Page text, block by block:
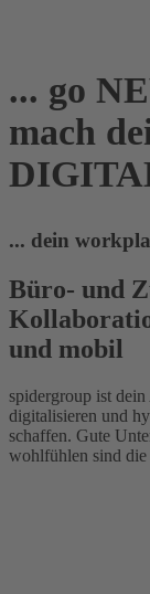
... go
mach
... dein
Büro- und
und mobil
spidergroup ist
digitalisieren und
schaffen. Gute
wohlfühlen sind die